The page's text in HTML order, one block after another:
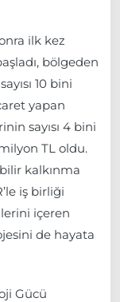
ilk kez
bölgeden
10 bini
yapan
sayısı 4 bini
TL oldu.
kalkınma
iş birliği
içeren
de hayata
Gücü